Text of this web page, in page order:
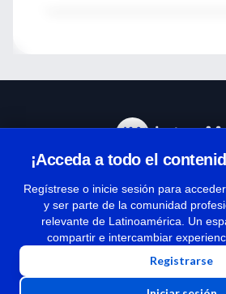
¡Acceda a todo el
Regístrese o inicie sesión para
y ser parte de la comunidad
relevante de Latinoamérica. Un
compartir e intercambiar
Registrarse
Términos y
| Políticas de
| Todos los derechos reservados |